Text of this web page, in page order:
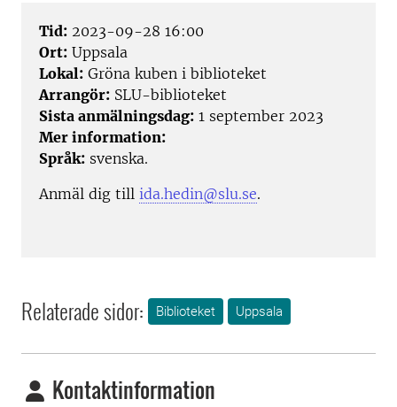
Tid: 2023-09-28 16:00
Ort: Uppsala
Lokal: Gröna kuben i biblioteket
Arrangör: SLU-biblioteket
Sista anmälningsdag: 1 september 2023
Mer information:
Språk: svenska.
Anmäl dig till ida.hedin@slu.se.
Relaterade sidor: Biblioteket Uppsala
Kontaktinformation